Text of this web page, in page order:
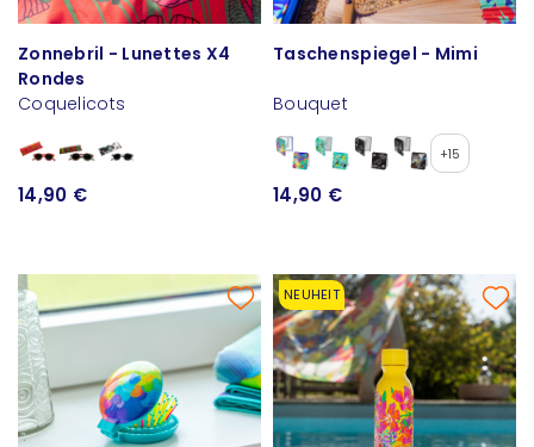
Zonnebril - Lunettes X4
Rondes
Coquelicots
14,90 €
Taschenspiegel - Mimi
Bouquet
+15
14,90 €
NEUHEIT